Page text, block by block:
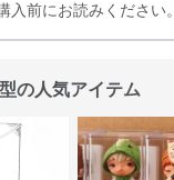
入前にお読みください。
の人気アイテム